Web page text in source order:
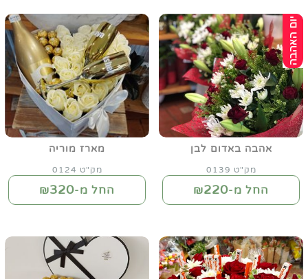
אהבה באדום לבן
מק"ט 0139
החל מ-₪220
מארז מוריה
מק"ט 0124
החל מ-₪320